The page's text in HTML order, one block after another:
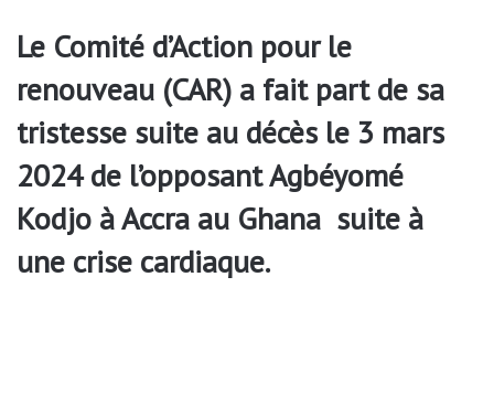
Le Comité d’Action pour le
renouveau (CAR) a fait part de sa
tristesse suite au décès le 3 mars
2024 de l’opposant Agbéyomé
Kodjo à Accra au Ghana suite à
une crise cardiaque.